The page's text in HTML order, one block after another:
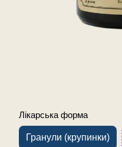
Лікарська форма
Гранули (крупинки)